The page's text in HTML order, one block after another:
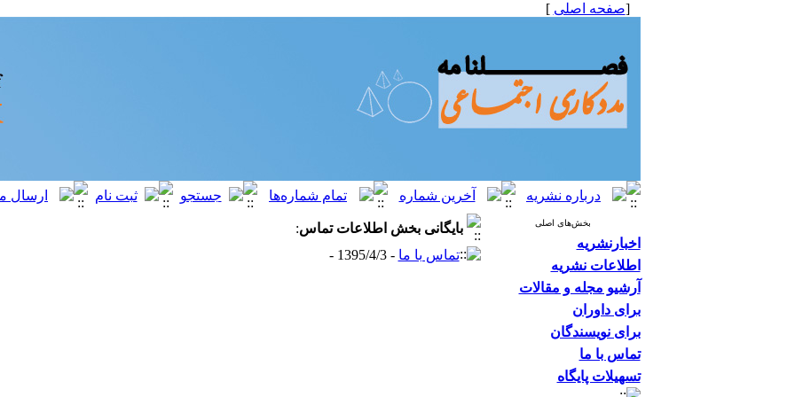
[صفحه اصلی ]
بخش‌های اصلی
اخبارنشریه
اطلاعات نشریه
آرشیو مجله و مقالات
برای داوران
برای نویسندگان
تماس با ما
تسهیلات پایگاه
بایگانی بخش اطلاعات تماس:
تماس با ما - 1395/4/3 -